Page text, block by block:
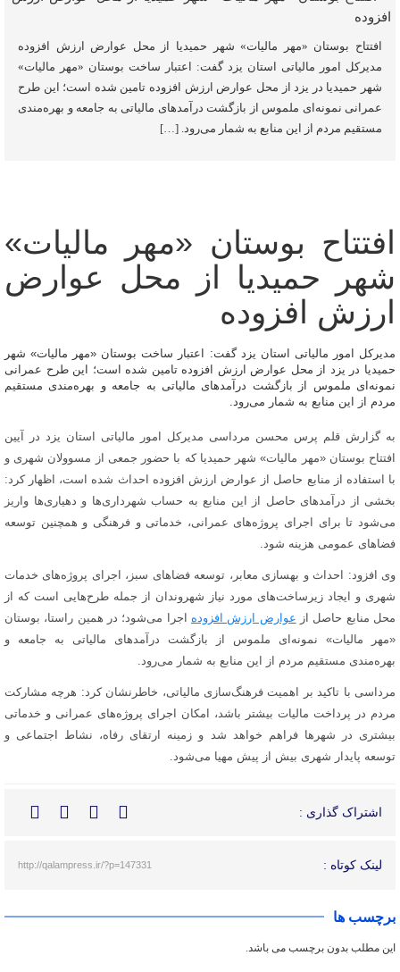
افتتاح بوستان «مهر مالیات» شهر حمیدیا از محل عوارض ارزش افزوده
مدیرکل امور مالیاتی استان یزد گفت: اعتبار ساخت بوستان «مهر مالیات»
شهر حمیدیا در یزد از محل عوارض ارزش افزوده تامین شده است؛ این طرح
عمرانی نمونه‌ای ملموس از بازگشت درآمدهای مالیاتی به جامعه و بهره‌مندی
مستقیم مردم از این منابع به شمار می‌رود. […]
افتتاح بوستان «مهر مالیات»
شهر حمیدیا از محل عوارض
ارزش افزوده
مدیرکل امور مالیاتی استان یزد گفت: اعتبار ساخت بوستان «مهر مالیات» شهر
حمیدیا در یزد از محل عوارض ارزش افزوده تامین شده است؛ این طرح عمرانی
نمونه‌ای ملموس از بازگشت درآمدهای مالیاتی به جامعه و بهره‌مندی مستقیم
مردم از این منابع به شمار می‌رود.
به گزارش قلم پرس محسن مرداسی مدیرکل امور مالیاتی استان یزد در آیین
افتتاح بوستان «مهر مالیات» شهر حمیدیا که با حضور جمعی از مسوولان شهری و
با استفاده از منابع حاصل از عوارض ارزش افزوده احداث شده است، اظهار کرد:
بخشی از درآمدهای حاصل از این منابع به حساب شهرداری‌ها و دهیاری‌ها واریز
می‌شود تا برای اجرای پروژه‌های عمرانی، خدماتی و فرهنگی و همچنین توسعه
فضاهای عمومی هزینه شود.
وی افزود: احداث و بهسازی معابر، توسعه فضاهای سبز، اجرای پروژه‌های خدمات
شهری و ایجاد زیرساخت‌های مورد نیاز شهروندان از جمله طرح‌هایی است که از
محل منابع حاصل از عوارض ارزش افزوده اجرا می‌شود؛ در همین راستا، بوستان
«مهر مالیات» نمونه‌ای ملموس از بازگشت درآمدهای مالیاتی به جامعه و
بهره‌مندی مستقیم مردم از این منابع به شمار می‌رود.
مرداسی با تاکید بر اهمیت فرهنگ‌سازی مالیاتی، خاطرنشان کرد: هرچه مشارکت
مردم در پرداخت مالیات بیشتر باشد، امکان اجرای پروژه‌های عمرانی و خدماتی
بیشتری در شهرها فراهم خواهد شد و زمینه ارتقای رفاه، نشاط اجتماعی و
توسعه پایدار شهری بیش از پیش مهیا می‌شود.
اشتراک گذاری :
لینک کوتاه : http://qalampress.ir/?p=147331
برچسب ها
این مطلب بدون برچسب می باشد.